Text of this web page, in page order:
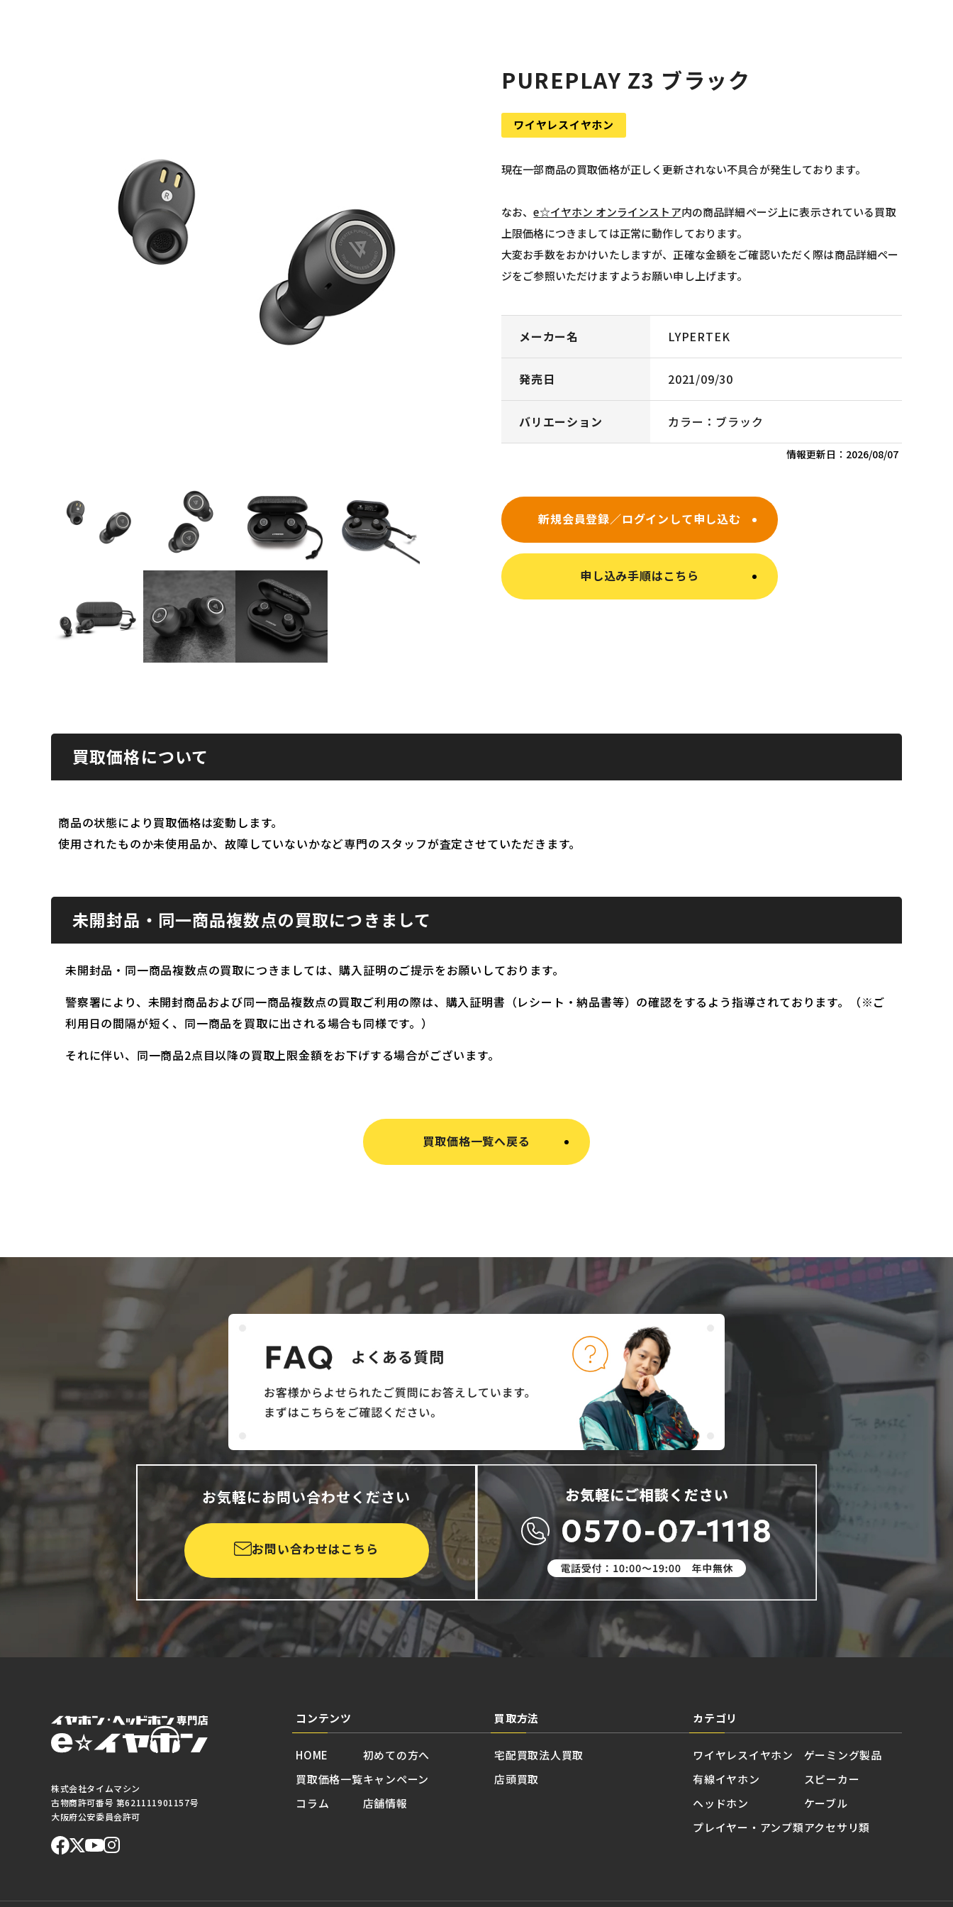
PUREPLAY Z3 ブラック
ワイヤレスイヤホン
現在一部商品の買取価格が正しく更新されない不具合が発生しております。
なお、e☆イヤホン オンラインストア内の商品詳細ページ上に表示されている買取
上限価格につきましては正常に動作しております。
大変お手数をおかけいたしますが、正確な金額をご確認いただく際は商品詳細ペー
ジをご参照いただけますようお願い申し上げます。
メーカー名 LYPERTEK
発売日 2021/09/30
バリエーション カラー：ブラック
情報更新日： 2026/08/07
新規会員登録／ログインして申し込む
申し込み手順はこちら
買取価格について
商品の状態により買取価格は変動します。
使用されたものか未使用品か、故障していないかなど専門のスタッフが査定させていただきます。
未開封品・同一商品複数点の買取につきまして
未開封品・同一商品複数点の買取につきましては、購入証明のご提示をお願いしております。
警察署により、未開封商品および同一商品複数点の買取ご利用の際は、購入証明書（レシート・納品書等）の確認をするよう指導されております。（※ご
利用日の間隔が短く、同一商品を買取に出される場合も同様です。）
それに伴い、同一商品2点目以降の買取上限金額をお下げする場合がございます。
買取価格一覧へ戻る
お気軽にお問い合わせください
お問い合わせはこちら
株式会社タイムマシン
古物商許可番号 第621111901157号
大阪府公安委員会許可
コンテンツ
HOME
買取価格一覧
コラム
初めての方へ
キャンペーン
店舗情報
買取方法
宅配買取
店頭買取
法人買取
カテゴリ
ワイヤレスイヤホン
有線イヤホン
ヘッドホン
プレイヤー・アンプ類
ゲーミング製品
スピーカー
ケーブル
アクセサリ類